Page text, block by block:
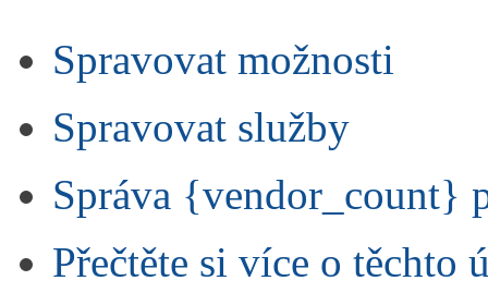
Spravovat možnosti
Spravovat služby
Správa {vendor_count}
Přečtěte si více o těchto